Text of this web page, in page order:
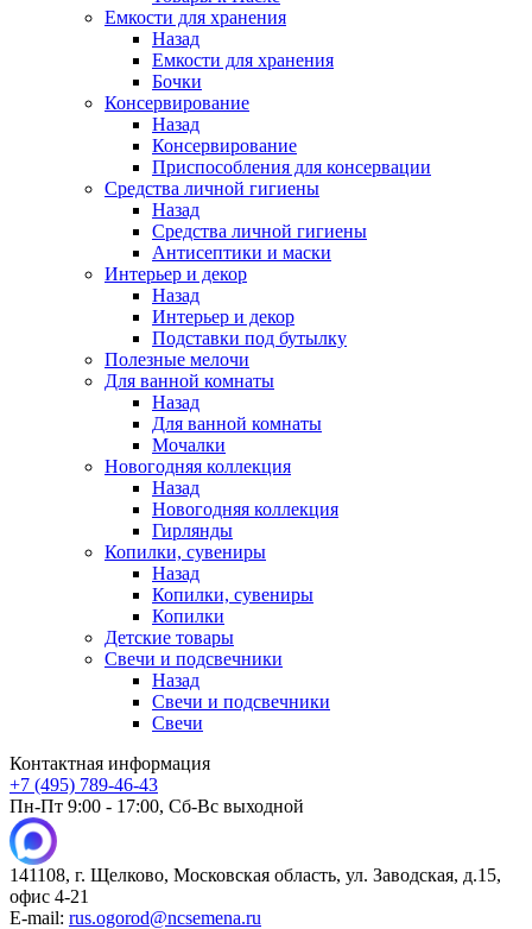
Емкости для хранения
Назад
Емкости для хранения
Бочки
Консервирование
Назад
Консервирование
Приспособления для консервации
Средства личной гигиены
Назад
Средства личной гигиены
Антисептики и маски
Интерьер и декор
Назад
Интерьер и декор
Подставки под бутылку
Полезные мелочи
Для ванной комнаты
Назад
Для ванной комнаты
Мочалки
Новогодняя коллекция
Назад
Новогодняя коллекция
Гирлянды
Копилки, сувениры
Назад
Копилки, сувениры
Копилки
Детские товары
Свечи и подсвечники
Назад
Свечи и подсвечники
Свечи
Контактная информация
+7 (495) 789-46-43
Пн-Пт 9:00 - 17:00, Сб-Вс выходной
141108, г. Щелково, Московская область, ул. Заводская, д.15,
офис 4-21
E-mail: rus.ogorod@ncsemena.ru